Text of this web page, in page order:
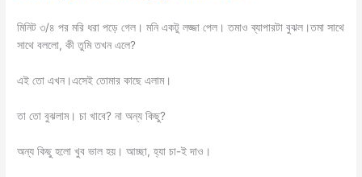
মিনিট ৩/৪ পর মরি ধরা পড়ে গেল। মনি একটু লজ্জা পেল। তমাও ব্যাপারটা বুঝল।তমা সাথে
সাথে বললো, কী তুমি তখন এলে?
এই তো এখন।এসেই তোমার কাছে এলাম।
তা তো বুঝলাম। চা খাবে? না অন্য কিছু?
অন্য কিছু হলো খুব ভাল হয়। আচ্ছা, হ্যা চা-ই দাও।